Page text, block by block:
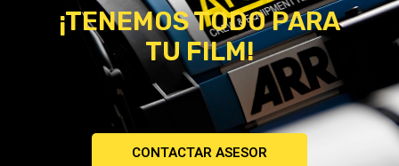
¡TENEMOS TODO PARA
TU FILM!
CONTACTAR ASESOR